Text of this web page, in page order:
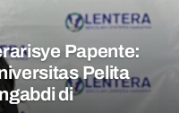
Papente:
Pelita
di